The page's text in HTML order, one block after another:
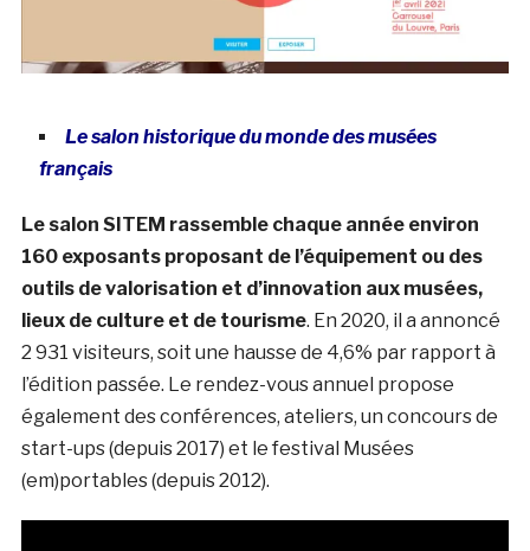
Le salon historique du monde des musées
français
Le salon SITEM rassemble chaque année environ
160 exposants proposant de l’équipement ou des
outils de valorisation et d’innovation aux musées,
lieux de culture et de tourisme. En 2020, il a annoncé
2 931 visiteurs, soit une hausse de 4,6% par rapport à
l’édition passée. Le rendez-vous annuel propose
également des conférences, ateliers, un concours de
start-ups (depuis 2017) et le festival Musées
(em)portables (depuis 2012).